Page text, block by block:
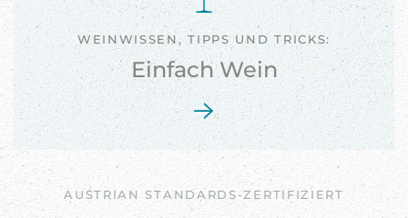
WEINWISSEN, TIPPS UND TRICKS:
Einfach Wein
AUSTRIAN STANDARDS-ZERTIFIZIERT